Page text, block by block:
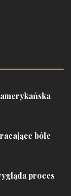
bóle
proces